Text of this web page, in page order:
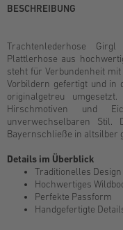
BESCHREIBUNG
Trachtenlederhose
Plattlerhose aus
steht für Verbundenheit
Vorbildern gefertigt und in
originalgetreu
Hirschmotiven und
unverwechselbaren
Bayernschließe in altsilber
Details im Überblick
Traditionelles Design
Hochwertiges
Perfekte Passform
Handgefertigte